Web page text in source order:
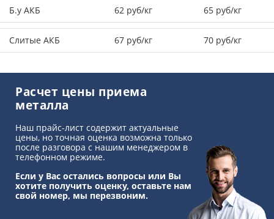
Б.у АКБ 62 руб/кг 65 руб/кг
Слитые АКБ 67 руб/кг 70 руб/кг
Расчет цены приема
металла
Наш прайс-лист содержит актуальные
цены, но точная оценка возможна только
после разговора с нашим менеджером в
телефонном режиме.
Если у Вас остались вопросы или Вы
хотите получить оценку, оставьте нам
свой номер, мы перезвоним.